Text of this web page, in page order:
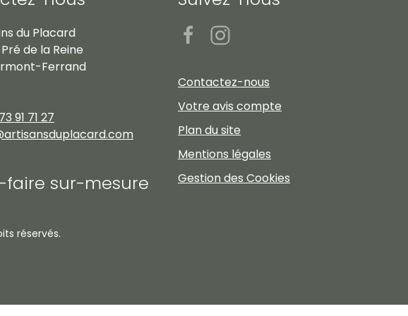
du Placard
de la Reine
Ferrand
91 71 27
faire sur-mesure
Contactez-nous
Votre avis compte
Plan du site
Mentions légales
Gestion des Cookies
réservés.